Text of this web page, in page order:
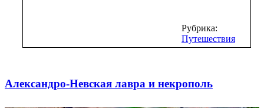
Рубрика:
Путешествия
Александро-Невская лавра и некрополь